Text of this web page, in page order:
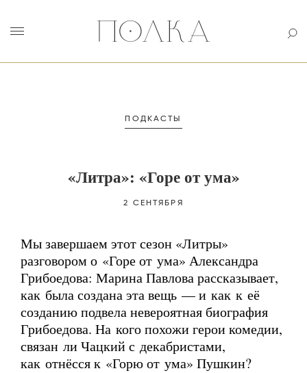
ПОДКАСТЫ
«Литра»: «Горе от ума»
2 СЕНТЯБРЯ
Мы завершаем этот сезон «Литры»
разговором о «Горе от ума» Александра
Грибоедова: Марина Павлова рассказывает,
как была создана эта вещь — и как к её
созданию подвела невероятная биография
Грибоедова. На кого похожи герои комедии,
связан ли Чацкий с декабристами,
как отнёсся к «Горю от ума» Пушкин?